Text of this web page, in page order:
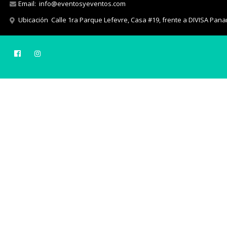
Email: info@eventosyeventos.com
Ubicación Calle 1ra Parque Lefevre, Casa #19, frente a DIVISA